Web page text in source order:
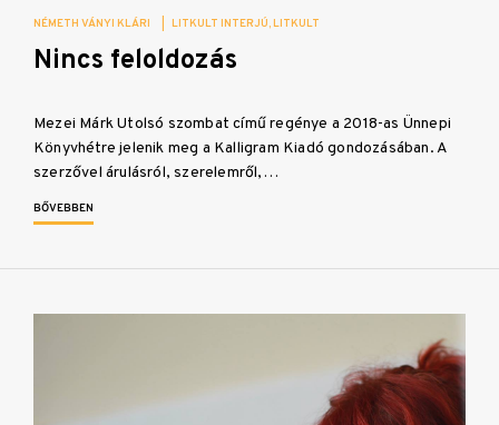
NÉMETH VÁNYI KLÁRI LITKULT INTERJÚ LITKULT
Nincs feloldozás
Mezei Márk Utolsó szombat című regénye a 2018-as Ünnepi
Könyvhétre jelenik meg a Kalligram Kiadó gondozásában. A
szerzővel árulásról, szerelemről,…
BŐVEBBEN